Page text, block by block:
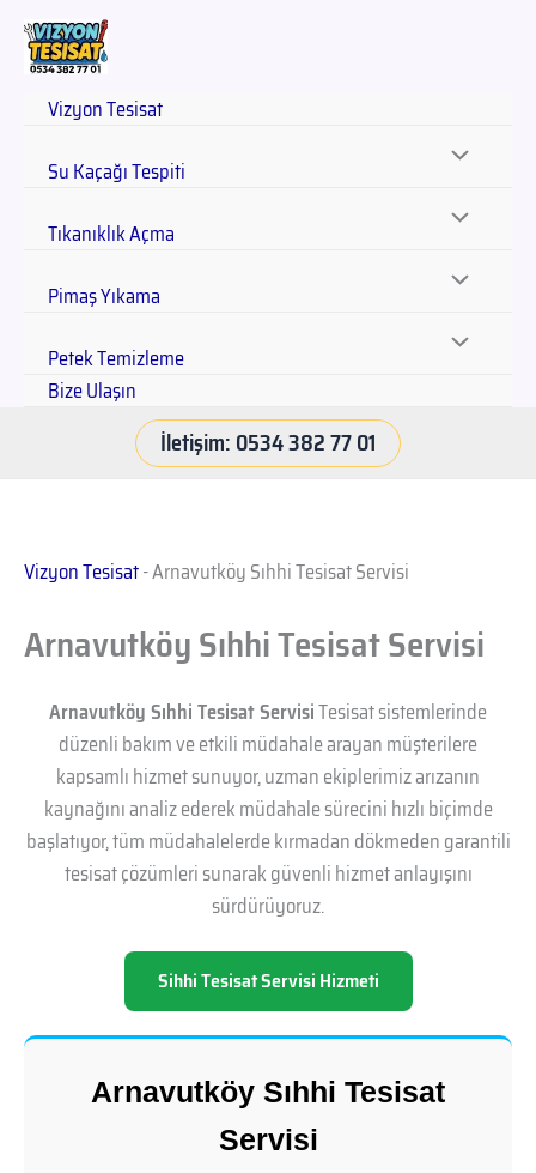
Vizyon Tesisat
Su Kaçağı Tespiti
Tıkanıklık Açma
Pimaş Yıkama
Petek Temizleme
Bize Ulaşın
İletişim: 0534 382 77 01
Vizyon Tesisat-Arnavutköy Sıhhi Tesisat Servisi
Arnavutköy Sıhhi Tesisat Servisi
Arnavutköy Sıhhi Tesisat ServisiTesisat sistemlerinde
düzenli bakım ve etkili müdahale arayan müşterilere
kapsamlı hizmet sunuyor, uzman ekiplerimiz arızanın
kaynağını analiz ederek müdahale sürecini hızlı biçimde
başlatıyor, tüm müdahalelerde kırmadan dökmeden garantili
tesisat çözümleri sunarak güvenli hizmet anlayışını
sürdürüyoruz.
Sihhi Tesisat Servisi Hizmeti
Arnavutköy Sıhhi Tesisat
Servisi